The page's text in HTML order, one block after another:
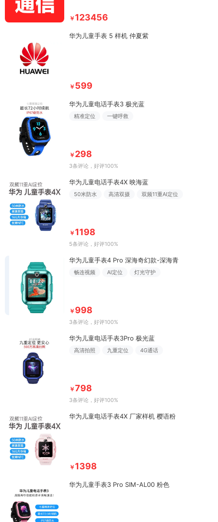
￥ 123456
华为儿童手表 5 样机 仲夏紫
￥ 599
华为儿童电话手表3 极光蓝
精准定位 一键呼救
￥ 298
3条评论 ，好评100%
华为儿童电话手表4X 映海蓝
50米防水 高清双摄 双频11重AI定位
￥ 1198
5条评论 ，好评100%
华为儿童手表4 Pro 深海奇幻款-深海青
畅连视频 AI定位 灯光守护
￥ 998
3条评论 ，好评100%
华为儿童电话手表3Pro 极光蓝
高清拍照 九重定位 4G通话
￥798
3条评论 ，好评100%
华为儿童电话手表4X 厂家样机 樱语粉
￥ 1398
华为儿童手表3 Pro SIM-AL00 粉色